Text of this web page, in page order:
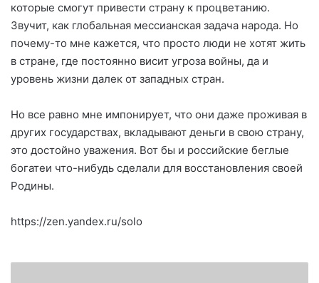
которые смогут привести страну к процветанию.
Звучит, как глобальная мессианская задача народа. Но
почему-то мне кажется, что просто люди не хотят жить
в стране, где постоянно висит угроза войны, да и
уровень жизни далек от западных стран.
Но все равно мне импонирует, что они даже проживая в
других государствах, вкладывают деньги в свою страну,
это достойно уважения. Вот бы и российские беглые
богатеи что-нибудь сделали для восстановления своей
Родины.
https://zen.yandex.ru/solo